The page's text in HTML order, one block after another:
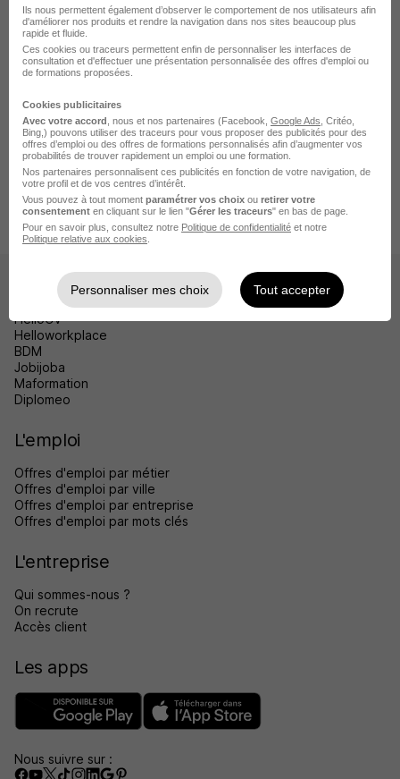
Emploi Bernay
Emploi Le Neubourg
Accueil Emploi
Emploi Crosville-la-Vieille
Emploi Service Public Crosville-la-Vieille
Emploi Facteur Crosville-la-Vieille
CDD Facteur H/F
Les sites
HelloCV
Helloworkplace
BDM
Jobijoba
Maformation
Diplomeo
L'emploi
Offres d'emploi par métier
Offres d'emploi par ville
Offres d'emploi par entreprise
Offres d'emploi par mots clés
L'entreprise
Qui sommes-nous ?
On recrute
Accès client
Les apps
Nous suivre sur :
Ils nous permettent également d’observer le comportement de nos utilisateurs afin
d'améliorer nos produits et rendre la navigation dans nos sites beaucoup plus
rapide et fluide.
Ces cookies ou traceurs permettent enfin de personnaliser les interfaces de
consultation et d'effectuer une présentation personnalisée des offres d'emploi ou
de formations proposées.
Cookies publicitaires
Avec votre accord , nous et nos partenaires (Facebook, Google Ads , Critéo,
Bing,) pouvons utiliser des traceurs pour vous proposer des publicités pour des
offres d’emploi ou des offres de formations personnalisés afin d’augmenter vos
probabilités de trouver rapidement un emploi ou une formation.
Nos partenaires personnalisent ces publicités en fonction de votre navigation, de
votre profil et de vos centres d’intérêt.
Vous pouvez à tout moment paramétrer vos choix ou retirer votre
consentement en cliquant sur le lien "Gérer les traceurs" en bas de page.
Pour en savoir plus, consultez notre Politique de confidentialité et notre
Politique relative aux cookies
Personnaliser mes choix Tout accepter